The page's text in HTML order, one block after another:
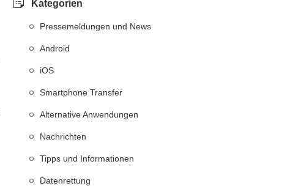
Kategorien
Pressemeldungen und News
Android
iOS
Smartphone Transfer
Alternative Anwendungen
Nachrichten
Tipps und Informationen
Datenrettung